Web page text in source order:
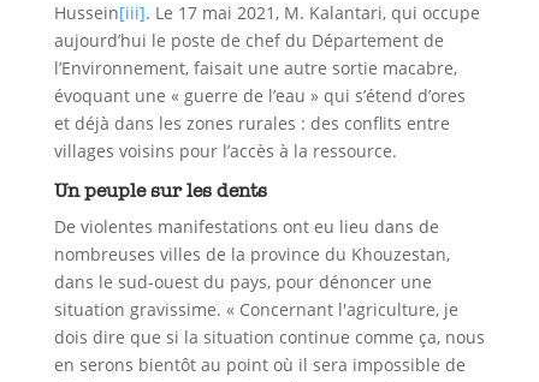
Hussein[iii]. Le 17 mai 2021, M. Kalantari, qui occupe
aujourd’hui le poste de chef du Département de
l’Environnement, faisait une autre sortie macabre,
évoquant une « guerre de l’eau » qui s’étend d’ores
et déjà dans les zones rurales : des conflits entre
villages voisins pour l’accès à la ressource.
Un peuple sur les dents
De violentes manifestations ont eu lieu dans de
nombreuses villes de la province du Khouzestan,
dans le sud-ouest du pays, pour dénoncer une
situation gravissime. « Concernant l'agriculture, je
dois dire que si la situation continue comme ça, nous
en serons bientôt au point où il sera impossible de